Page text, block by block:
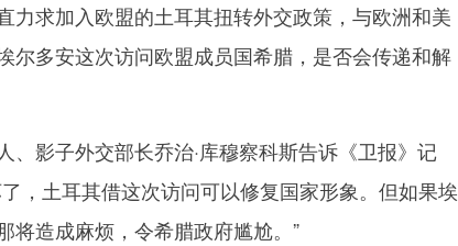
求加入欧盟的土耳其扭转外交政策，与欧洲和美
尔多安这次访问欧盟成员国希腊，是否会传递和解
影子外交部长乔治·库穆察科斯告诉《卫报》记
，土耳其借这次访问可以修复国家形象。但如果埃
将造成麻烦，令希腊政府尴尬。”